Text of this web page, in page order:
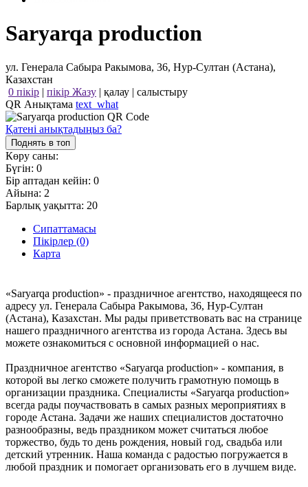
Saryarqa production
ул. Генерала Сабыра Ракымова, 36, Нур-Султан (Астана),
Казахстан
0 пікір | пікір Жазу | қалау | салыстыру
QR Анықтама text_what
Қатені анықтадыңыз ба?
Поднять в топ
Көру саны:
Бүгін: 0
Бір аптадан кейін: 0
Айына: 2
Барлық уақытта: 20
Сипаттамасы
Пікірлер (0)
Карта
«Saryarqa production» - праздничное агентство, находящееся по
адресу ул. Генерала Сабыра Ракымова, 36, Нур-Султан
(Астана), Казахстан. Мы рады приветствовать вас на странице
нашего праздничного агентства из города Астана. Здесь вы
можете ознакомиться с основной информацией о нас.
Праздничное агентство «Saryarqa production» - компания, в
которой вы легко сможете получить грамотную помощь в
организации праздника. Специалисты «Saryarqa production»
всегда рады поучаствовать в самых разных мероприятиях в
городе Астана. Задачи же наших специалистов достаточно
разнообразны, ведь праздником может считаться любое
торжество, будь то день рождения, новый год, свадьба или
детский утренник. Наша команда с радостью погружается в
любой праздник и помогает организовать его в лучшем виде.